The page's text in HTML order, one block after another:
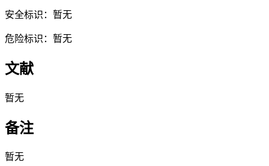
安全标识：暂无
危险标识：暂无
文献
暂无
备注
暂无